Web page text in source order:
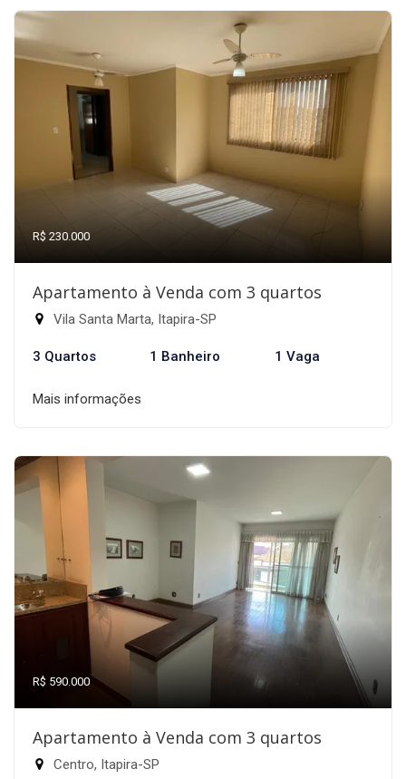
R$ 230.000
Apartamento à Venda com 3 quartos
Vila Santa Marta, Itapira-SP
3 Quartos 1 Banheiro 1 Vaga
Mais informações
R$ 590.000
Apartamento à Venda com 3 quartos
Centro, Itapira-SP